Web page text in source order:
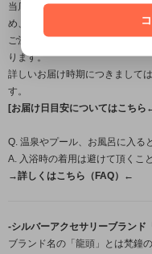
当店の作品はすべて職人が一点
め、
ご注文・ご入金確認後から発送
ります。
詳しいお届け時期につきまして
す。
[お届け日目安についてはこちら
Q. 温泉やプール、お風呂に入る
A. 入浴時の着用は避けて頂くこ
→詳しくはこちら（FAQ）←
-シルバーアクセサリーブランド
ブランド名の「龍頭」とは梵鐘